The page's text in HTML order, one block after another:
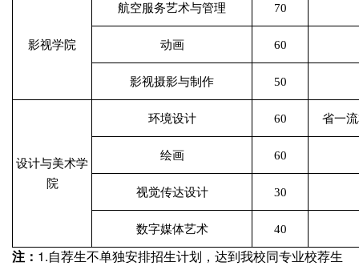
影视学院
航空服务艺术与管理 70
动画 60
影视摄影与制作 50
设计与美术学
院
环境设计 60 省一
绘画 60
视觉传达设计 30
数字媒体艺术 40
注： 1.自荐生不单独安排招生计划，达到我校同专业校荐生